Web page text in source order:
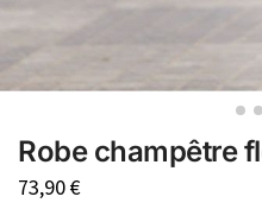
Robe champêtre
73,90€